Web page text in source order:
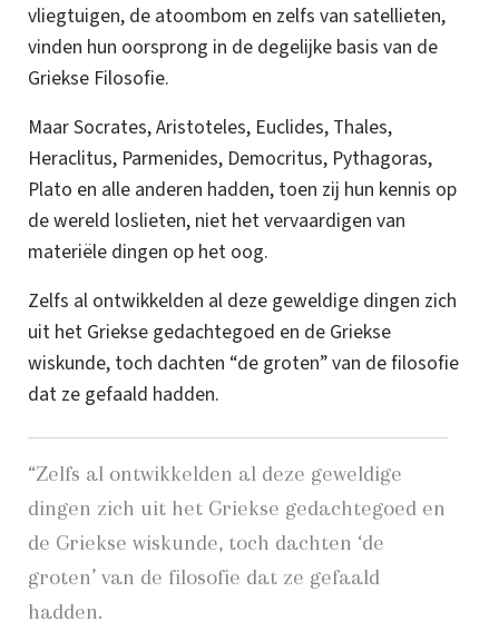
vliegtuigen, de atoombom en zelfs van satellieten,
vinden hun oorsprong in de degelijke basis van de
Griekse Filosofie.
Maar Socrates, Aristoteles, Euclides, Thales,
Heraclitus, Parmenides, Democritus, Pythagoras,
Plato en alle anderen hadden, toen zij hun kennis op
de wereld loslieten, niet het vervaardigen van
materiële dingen op het oog.
Zelfs al ontwikkelden al deze geweldige dingen zich
uit het Griekse gedachtegoed en de Griekse
wiskunde, toch dachten “de groten” van de filosofie
dat ze gefaald hadden.
“Zelfs al ontwikkelden al deze geweldige
dingen zich uit het Griekse gedachtegoed en
de Griekse wiskunde, toch dachten ‘de
groten’ van de filosofie dat ze gefaald
hadden.